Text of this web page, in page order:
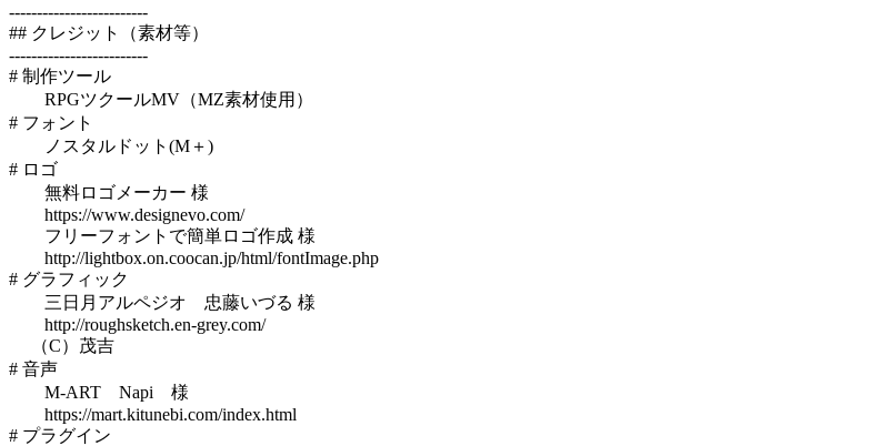
-------------------------
## クレジット（素材等）
-------------------------
# 制作ツール
RPGツクールMV（MZ素材使用）
# フォント
ノスタルドット(M＋)
# ロゴ
無料ロゴメーカー 様
https://www.designevo.com/
フリーフォントで簡単ロゴ作成 様
http://lightbox.on.coocan.jp/html/fontImage.php
# グラフィック
三日月アルペジオ 忠藤いづる 様
http://roughsketch.en-grey.com/
（C）茂吉
# 音声
M-ART Napi 様
https://mart.kitunebi.com/index.html
# プラグイン